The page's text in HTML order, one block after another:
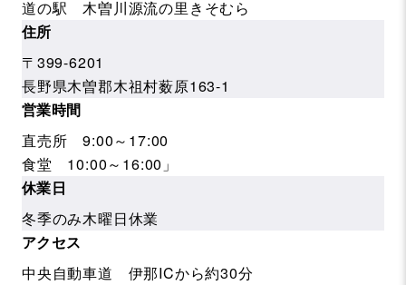
道の駅 木曽川源流の里きそむら
住所
〒399-6201
長野県木曽郡木祖村薮原163-1
営業時間
直売所 9:00～17:00
食堂 10:00～16:00」
休業日
冬季のみ木曜日休業
アクセス
中央自動車道 伊那ICから約30分